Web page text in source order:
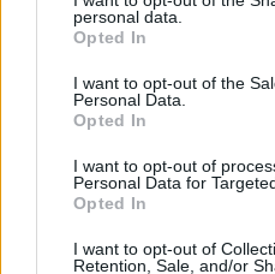
grant or deny consent to
use your data for below
consent section.
personal data.
Opted In
I want to opt-out of the
Personal Data.
Opted In
I want to opt-out of
Personal Data for
Opted In
I want to opt-out of
Retention, Sale, and/or